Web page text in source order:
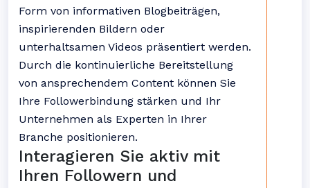
Form von informativen Blogbeiträgen,
inspirierenden Bildern oder
unterhaltsamen Videos präsentiert werden.
Durch die kontinuierliche Bereitstellung
von ansprechendem Content können Sie
Ihre Followerbindung stärken und Ihr
Unternehmen als Experten in Ihrer
Branche positionieren.
Interagieren Sie aktiv mit
Ihren Followern und